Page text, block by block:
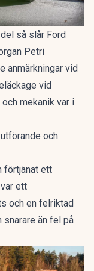
så slår Ford
Petri
anmärkningar vid
vid
mekanik var i
och
förtjänat ett
ett
och en felriktad
snarare än fel på